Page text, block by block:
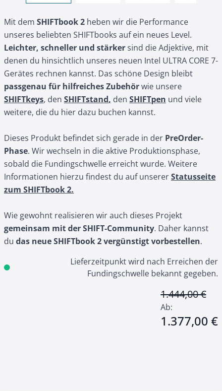
Mit dem SHIFTbook 2 heben wir die Performance
unseres beliebten SHIFTbooks auf ein neues Level.
Leichter, schneller und stärkersind die Adjektive, mit
denen du hinsichtlich unseres neuen Intel ULTRA CORE 7-
Gerätes rechnen kannst. Das schöne Design bleibt
passgenau für hilfreiches Zubehörwie unsere
SHIFTkeys, den SHIFTstand, den SHIFTpen und viele
weitere, die du hier dazu buchen kannst.
Dieses Produkt befindet sich gerade in der PreOrder-
Phase. Wir wechseln in die aktive Produktionsphase,
sobald die Fundingschwelle erreicht wurde. Weitere
Informationen hierzu findest du auf unsererStatusseite
zum SHIFTbook 2.
Wie gewohnt realisieren wir auch dieses Projekt
gemeinsam mit der SHIFT-Community. Daher kannst
du das neue SHIFTbook 2 vergünstigt vorbestellen.
Lieferzeitpunkt wird nach Erreichen der
Fundingschwelle bekannt gegeben.
1.444,00 €
Ab:
1.377,00 €